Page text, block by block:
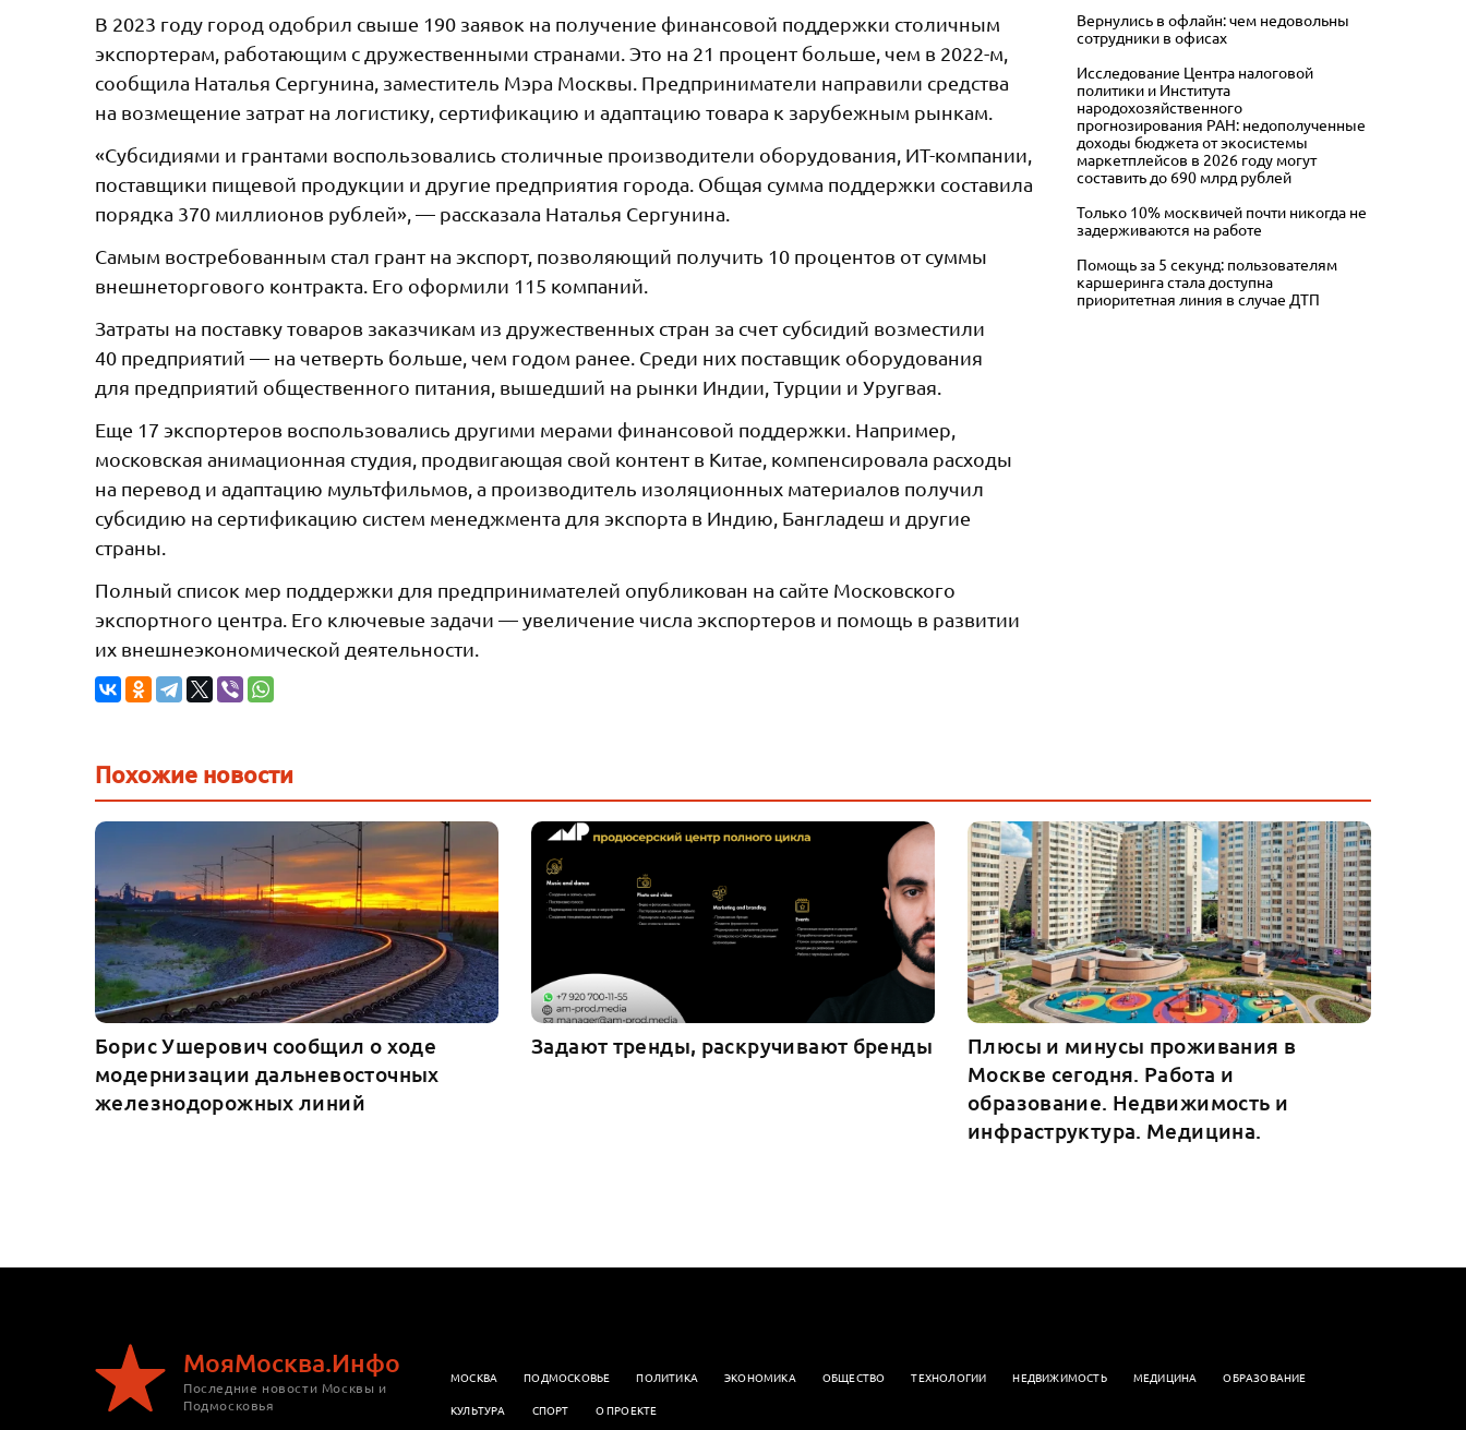
В 2023 году город одобрил свыше 190 заявок на получение финансовой поддержки столичным
экспортерам, работающим с дружественными странами. Это на 21 процент больше, чем в 2022-м,
сообщила Наталья Сергунина, заместитель Мэра Москвы. Предприниматели направили средства
на возмещение затрат на логистику, сертификацию и адаптацию товара к зарубежным рынкам.
«Субсидиями и грантами воспользовались столичные производители оборудования, ИТ-компании,
поставщики пищевой продукции и другие предприятия города. Общая сумма поддержки составила
порядка 370 миллионов рублей», — рассказала Наталья Сергунина.
Самым востребованным стал грант на экспорт, позволяющий получить 10 процентов от суммы
внешнеторгового контракта. Его оформили 115 компаний.
Затраты на поставку товаров заказчикам из дружественных стран за счет субсидий возместили
40 предприятий — на четверть больше, чем годом ранее. Среди них поставщик оборудования
для предприятий общественного питания, вышедший на рынки Индии, Турции и Уругвая.
Еще 17 экспортеров воспользовались другими мерами финансовой поддержки. Например,
московская анимационная студия, продвигающая свой контент в Китае, компенсировала расходы
на перевод и адаптацию мультфильмов, а производитель изоляционных материалов получил
субсидию на сертификацию систем менеджмента для экспорта в Индию, Бангладеш и другие
страны.
Полный список мер поддержки для предпринимателей опубликован на сайте Московского
экспортного центра. Его ключевые задачи — увеличение числа экспортеров и помощь в развитии
их внешнеэкономической деятельности.
Вернулись в офлайн: чем недовольны
сотрудники в офисах
Исследование Центра налоговой
политики и Института
народохозяйственного
прогнозирования РАН: недополученные
доходы бюджета от экосистемы
маркетплейсов в 2026 году могут
составить до 690 млрд рублей
Только 10% москвичей почти никогда не
задерживаются на работе
Помощь за 5 секунд: пользователям
каршеринга стала доступна
приоритетная линия в случае ДТП
Похожие новости
Борис Ушерович сообщил о ходе
модернизации дальневосточных
железнодорожных линий
Задают тренды, раскручивают бренды
Плюсы и минусы проживания в
Москве сегодня. Работа и
образование. Недвижимость и
инфраструктура. Медицина.
МояМосква.Инфо
Последние новости Москвы и
Подмосковья
МОСКВА ПОДМОСКОВЬЕ ПОЛИТИКА ЭКОНОМИКА OБЩЕСТВО ТЕХНОЛОГИИ НЕДВИЖИМОСТЬ МЕДИЦИНА
ОБРАЗОВАНИЕ
КУЛЬТУРА
СПОРТ О ПРОЕКТЕ